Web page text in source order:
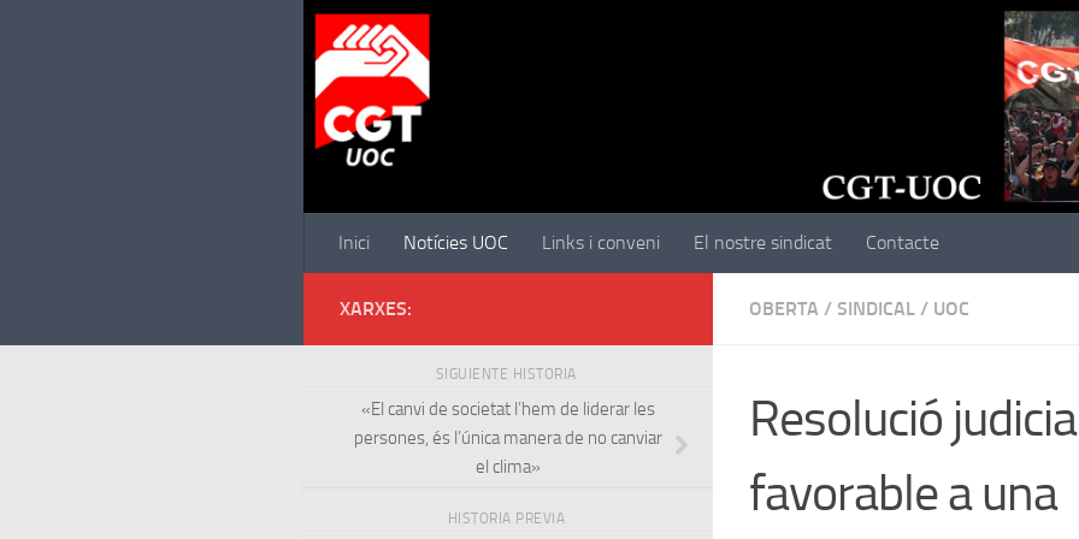
Inici Notícies UOC Links i conveni El nostre sindicat Contacte
OBERTA / SINDICAL / UOC
Resolució
favorable a una
XARXES:
SIGUIENTE HISTORIA
«El canvi de societat l’hem de liderar les
persones, és l’única manera de no canviar
el clima»
HISTORIA PREVIA